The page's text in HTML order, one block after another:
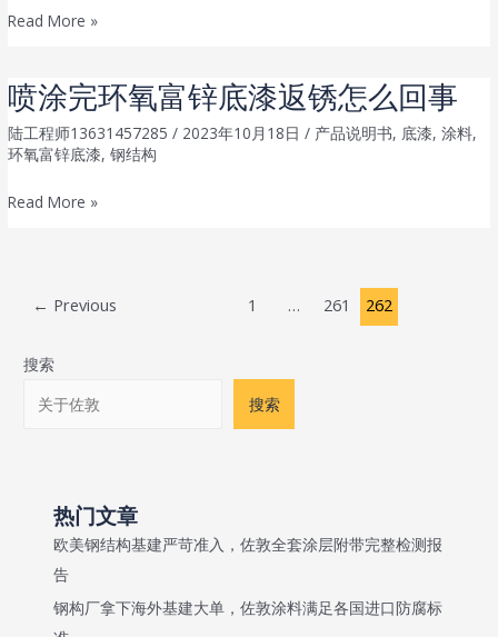
包
大
概
多
少
钱
底
途
的
不
钢
的
房
子
一
Read More »
喷涂完环氧富锌底漆返锈怎么回事
陆工程师13631457285/ 2023年10月18日/ 产品说明书, 底漆,涂料,
环氧富锌底漆,钢结构
喷
Read More »
Post← Previous 1 … 261 262
搜索
搜索
热门文章
欧美钢结构基建严苛准入，佐敦全套涂层附带完整检测报
告
钢构厂拿下海外基建大单，佐敦涂料满足各国进口防腐标